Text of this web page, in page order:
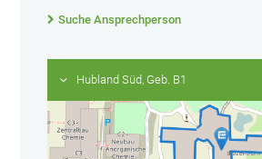
Suche Ansprechperson
Hubland Süd, Geb. B1